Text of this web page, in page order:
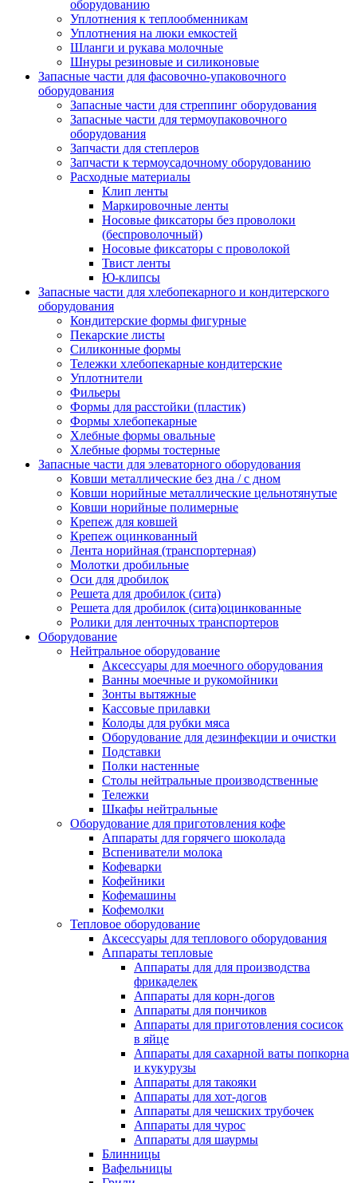
оборудованию
Уплотнения к теплообменникам
Уплотнения на люки емкостей
Шланги и рукава молочные
Шнуры резиновые и силиконовые
Запасные части для фасовочно-упаковочного
оборудования
Запасные части для стреппинг оборудования
Запасные части для термоупаковочного
оборудования
Запчасти для степлеров
Запчасти к термоусадочному оборудованию
Расходные материалы
Клип ленты
Маркировочные ленты
Носовые фиксаторы без проволоки
(беспроволочный)
Носовые фиксаторы с проволокой
Твист ленты
Ю-клипсы
Запасные части для хлебопекарного и кондитерского
оборудования
Кондитерские формы фигурные
Пекарские листы
Силиконные формы
Тележки хлебопекарные кондитерские
Уплотнители
Фильеры
Формы для расстойки (пластик)
Формы хлебопекарные
Хлебные формы овальные
Хлебные формы тостерные
Запасные части для элеваторного оборудования
Ковши металлические без дна / с дном
Ковши норийные металлические цельнотянутые
Ковши норийные полимерные
Крепеж для ковшей
Крепеж оцинкованный
Лента норийная (транспортерная)
Молотки дробильные
Оси для дробилок
Решета для дробилок (сита)
Решета для дробилок (сита)оцинкованные
Ролики для ленточных транспортеров
Оборудование
Нейтральное оборудование
Аксессуары для моечного оборудования
Ванны моечные и рукомойники
Зонты вытяжные
Кассовые прилавки
Колоды для рубки мяса
Оборудование для дезинфекции и очистки
Подставки
Полки настенные
Столы нейтральные производственные
Тележки
Шкафы нейтральные
Оборудование для приготовления кофе
Аппараты для горячего шоколада
Вспениватели молока
Кофеварки
Кофейники
Кофемашины
Кофемолки
Тепловое оборудование
Аксессуары для теплового оборудования
Аппараты тепловые
Аппараты для для производства
фрикаделек
Аппараты для корн-догов
Аппараты для пончиков
Аппараты для приготовления сосисок
в яйце
Аппараты для сахарной ваты попкорна
и кукурузы
Аппараты для такояки
Аппараты для хот-догов
Аппараты для чешских трубочек
Аппараты для чурос
Аппараты для шаурмы
Блинницы
Вафельницы